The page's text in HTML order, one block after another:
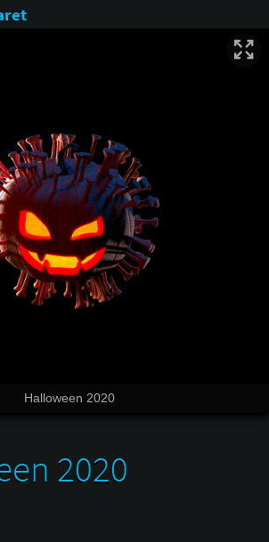
2020
Halloween 2020